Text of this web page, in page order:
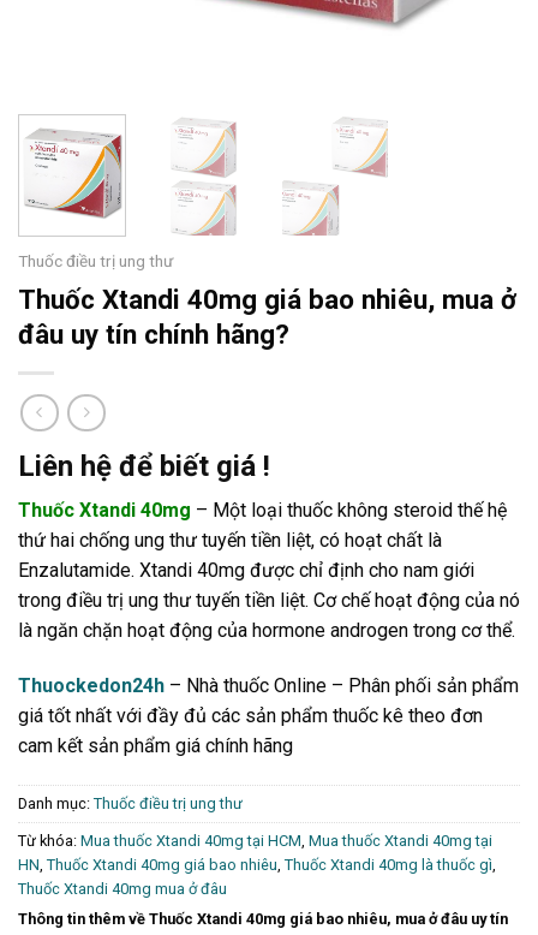
Thuốc điều trị ung thư
Thuốc Xtandi 40mg giá bao nhiêu, mua ở
đâu uy tín chính hãng?
Liên hệ để biết giá !
Thuốc Xtandi 40mg – Một loại thuốc không steroid thế hệ
thứ hai chống ung thư tuyến tiền liệt, có hoạt chất là
Enzalutamide. Xtandi 40mg được chỉ định cho nam giới
trong điều trị ung thư tuyến tiền liệt. Cơ chế hoạt động của nó
là ngăn chặn hoạt động của hormone androgen trong cơ thể.
Thuockedon24h – Nhà thuốc Online – Phân phối sản phẩm
giá tốt nhất với đầy đủ các sản phẩm thuốc kê theo đơn
cam kết sản phẩm giá chính hãng
Danh mục: Thuốc điều trị ung thư
Từ khóa: Mua thuốc Xtandi 40mg tại HCM, Mua thuốc Xtandi 40mg tại
HN, Thuốc Xtandi 40mg giá bao nhiêu, Thuốc Xtandi 40mg là thuốc gì,
Thuốc Xtandi 40mg mua ở đâu
Thông tin thêm về Thuốc Xtandi 40mg giá bao nhiêu, mua ở đâu uy tín